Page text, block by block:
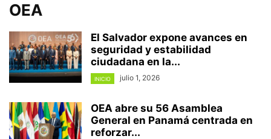
OEA
El Salvador expone avances en
seguridad y estabilidad
ciudadana en la...
INICIO julio 1, 2026
OEA abre su 56 Asamblea
General en Panamá centrada en
reforzar...